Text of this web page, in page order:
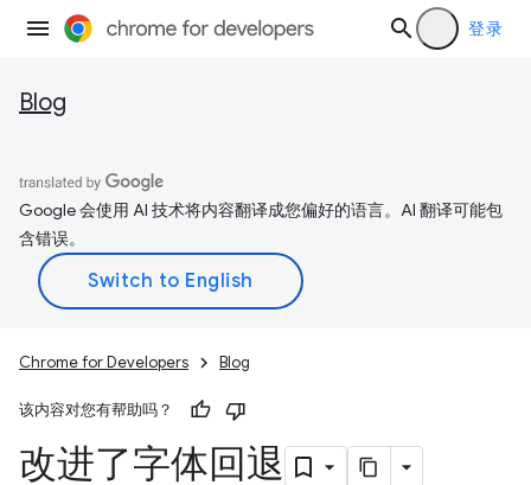
登录
Blog
Google 会使用 AI 技术将内容翻译成您偏好的语言。AI 翻译可能包
含错误。
Chrome for Developers Blog
该内容对您有帮助吗？
改进了字体回退